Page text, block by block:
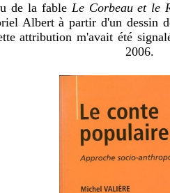
de la fable Le Corbeau et le
Albert à partir d'un dessin
attribution m'avait été
2006.